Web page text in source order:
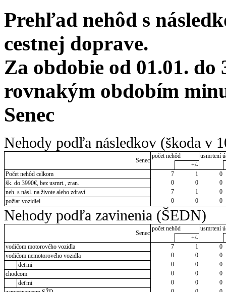
Prehľad nehôd s
cestnej doprave.
Za obdobie od 01.01. do
rovnakým obdobím
Senec
Nehody podľa následkov (škoda v
Senec
počet nehôd
usmrtení
+/-
Počet nehôd celkom
7 1
0
šk. do 3990€, bez usmrt., zran.
0 0
0
neh. s násl. na živote alebo zdraví
7 1
0
požiar vozidiel
0 0 0
Nehody podľa zavinenia (ŠEDN)
Senec
počet nehôd
usmrtení
+/-
vodičom motorového vozidla
7 1
0
vodičom nemotorového vozidla
0 0
0
deťmi
0 0
0
chodcom
0 0
0
deťmi
0 0
0